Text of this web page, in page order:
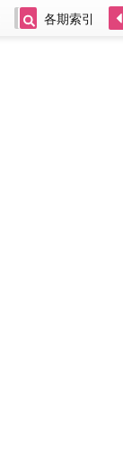
各期索引